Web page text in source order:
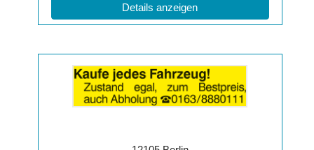
Details anzeigen(ID: 2064242)
der
Anzeige
2064137
Info: